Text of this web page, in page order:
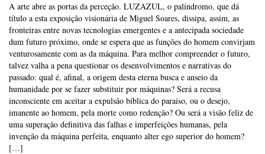
A arte abre as portas da perceção. LUZAZUL, o palíndromo, que dá
título a esta exposição visionária de Miguel Soares, dissipa, assim, as
fronteiras entre novas tecnologias emergentes e a antecipada sociedade
dum futuro próximo, onde se espera que as funções do homem convirjam
venturosamente com as da máquina. Para melhor compreender o futuro,
talvez valha a pena questionar os desenvolvimentos e narrativas do
passado: qual é, afinal, a origem desta eterna busca e anseio da
humanidade por se fazer substituir por máquinas? Será a recusa
inconsciente em aceitar a expulsão bíblica do paraíso, ou o desejo,
imanente ao homem, pela morte como redenção? Ou será a visão feliz de
uma superação definitiva das falhas e imperfeições humanas, pela
invenção da máquina perfeita, enquanto alter ego superior do homem?
[…]